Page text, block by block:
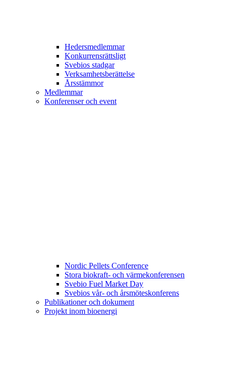
Hedersmedlemmar
Konkurrensrättsligt
Svebios stadgar
Verksamhetsberättelse
Årsstämmor
Medlemmar
Konferenser och event
Nordic Pellets Conference
Stora biokraft- och värmekonferensen
Svebio Fuel Market Day
Svebios vår- och årsmöteskonferens
Publikationer och dokument
Projekt inom bioenergi